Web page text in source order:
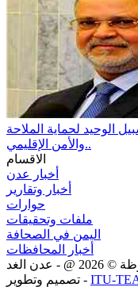
الوحيد لحماية الملاحة
والأمن الإقليمي..
الاقسام
أخبار عدن
أخبار وتقارير
حوارات
ملفات وتحقيقات
اليمن في الصحافة
أخبار المحافظات
©
2026 @ - عدن الغد
تصميم وتطوير - ITU-